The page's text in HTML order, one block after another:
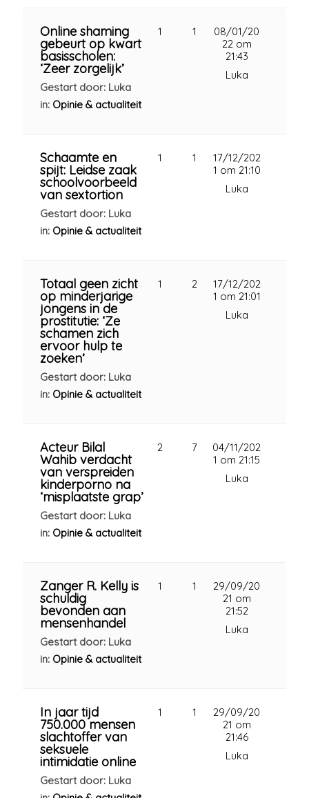
Online shaming
gebeurt op kwart
basisscholen:
‘Zeer zorgelijk’
Gestart door: Luka
in: Opinie & actualiteit
1 1
08/01/20
22 om
21:43
Luka
Schaamte en
spijt: Leidse zaak
schoolvoorbeeld
van sextortion
Gestart door: Luka
in: Opinie & actualiteit
1 1
17/12/202
1 om 21:10
Luka
Totaal geen zicht
op minderjarige
jongens in de
prostitutie: ‘Ze
schamen zich
ervoor hulp te
zoeken’
Gestart door: Luka
in: Opinie & actualiteit
1 2
17/12/202
1 om 21:01
Luka
Acteur Bilal
Wahib verdacht
van verspreiden
kinderporno na
‘misplaatste grap’
Gestart door: Luka
in: Opinie & actualiteit
2 7
04/11/202
1 om 21:15
Luka
Zanger R. Kelly is
schuldig
bevonden aan
mensenhandel
Gestart door: Luka
in: Opinie & actualiteit
1 1
29/09/20
21 om
21:52
Luka
In jaar tijd
750.000 mensen
slachtoffer van
seksuele
intimidatie online
Gestart door: Luka
1 1
29/09/20
21 om
21:46
Luka